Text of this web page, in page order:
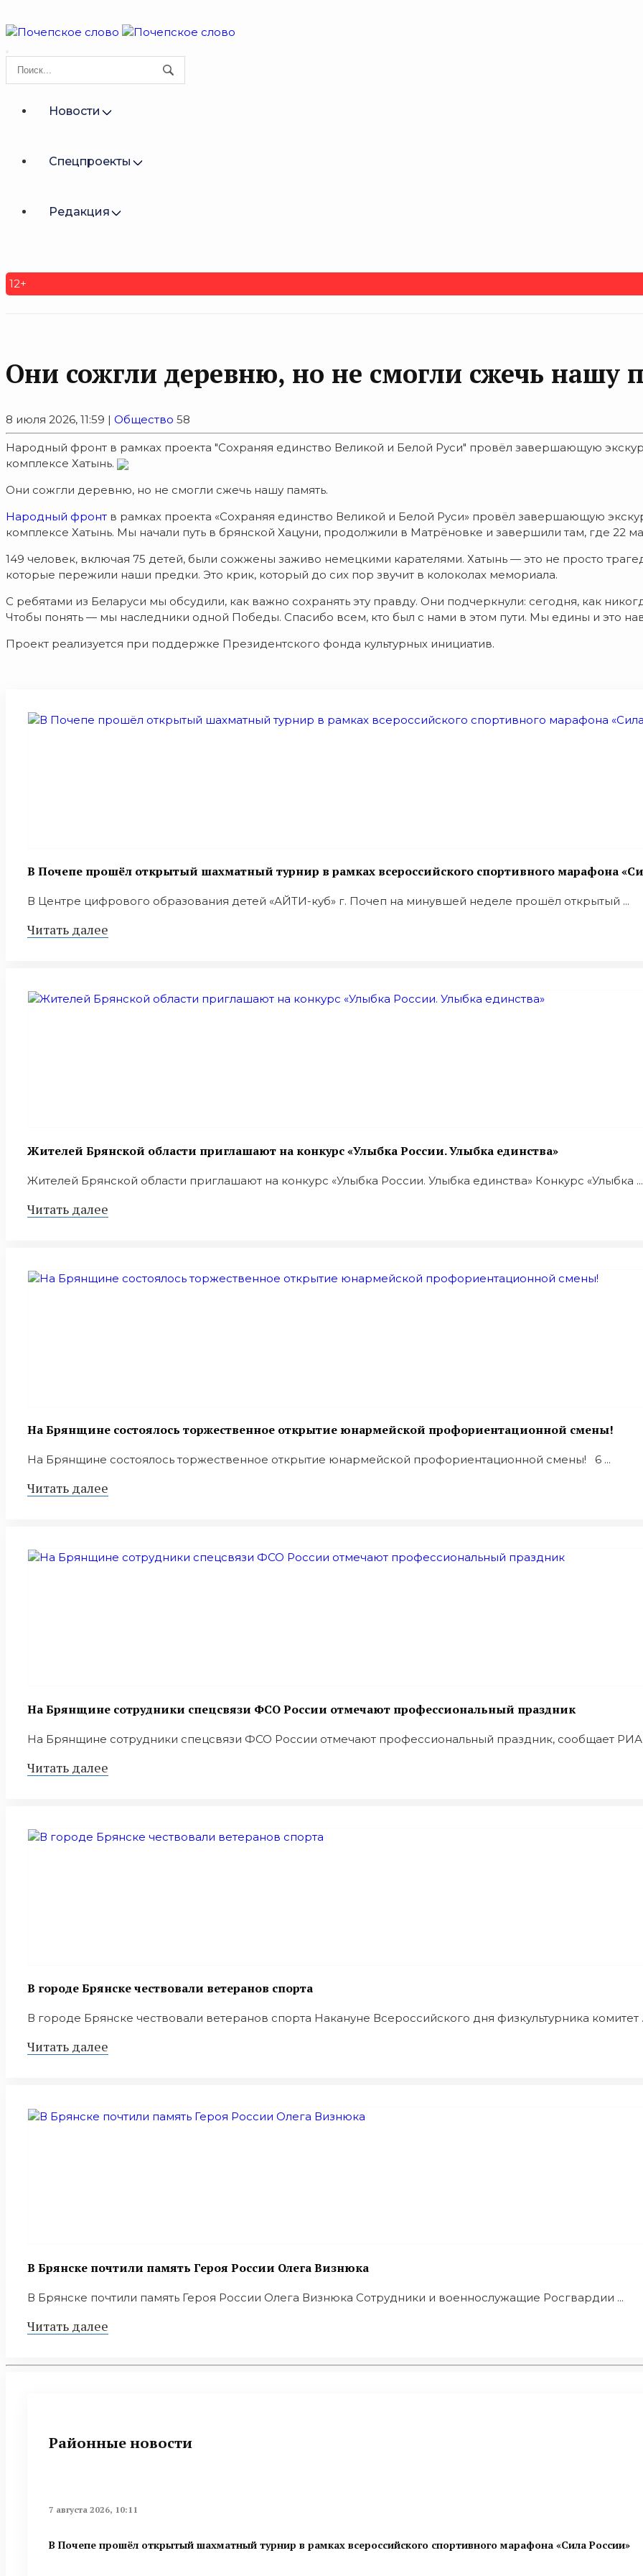
Новости
Спецпроекты
Редакция
12+
Они сожгли деревню, но не смогли сжечь нашу
8 июля 2026, 11:59 | Общество 58
Народный фронт в рамках проекта "Сохраняя единство Великой и Белой Руси" провёл завершающую
комплексе Хатынь.
Они сожгли деревню, но не смогли сжечь нашу память.
Народный фронт в рамках проекта «Сохраняя единство Великой и Белой Руси» провёл завершающую
комплексе Хатынь. Мы начали путь в брянской Хацуни, продолжили в Матрёновке и завершили там, где 22
149 человек, включая 75 детей, были сожжены заживо немецкими карателями. Хатынь — это не просто
которые пережили наши предки. Это крик, который до сих пор звучит в колоколах мемориала.
С ребятами из Беларуси мы обсудили, как важно сохранять эту правду. Они подчеркнули: сегодня, как
Чтобы понять — мы наследники одной Победы. Спасибо всем, кто был с нами в этом пути. Мы едины и это
Проект реализуется при поддержке Президентского фонда культурных инициатив.
В Почепе прошёл открытый шахматный турнир в рамках всероссийского спортивного марафона
В Центре цифрового образования детей «АЙТИ-куб» г. Почеп на минувшей неделе прошёл открытый ...
Читать далее
Жителей Брянской области приглашают на конкурс «Улыбка России. Улыбка единства»
Жителей Брянской области приглашают на конкурс «Улыбка России. Улыбка единства» Конкурс «Улыбка ...
Читать далее
На Брянщине состоялось торжественное открытие юнармейской профориентационной смены!
На Брянщине состоялось торжественное открытие юнармейской профориентационной смены! 6 ...
Читать далее
На Брянщине сотрудники спецсвязи ФСО России отмечают профессиональный праздник
На Брянщине сотрудники спецсвязи ФСО России отмечают профессиональный праздник, сообщает РИА
Читать далее
В городе Брянске чествовали ветеранов спорта
В городе Брянске чествовали ветеранов спорта Накануне Всероссийского дня физкультурника комитет
Читать далее
В Брянске почтили память Героя России Олега Визнюка
В Брянске почтили память Героя России Олега Визнюка Сотрудники и военнослужащие Росгвардии ...
Читать далее
Районные новости
7 августа 2026, 10:11
В Почепе прошёл открытый шахматный турнир в рамках всероссийского спортивного марафона «Сила России»